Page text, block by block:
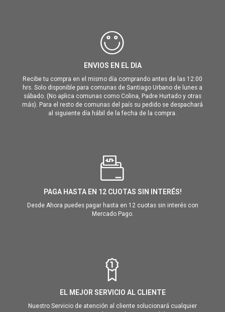
ENVIOS EN EL DIA
Recibe tu compra en el mismo día comprando antes de las 12:00
hrs. Solo disponible para comunas de Santiago Urbano de lunes a
sábado. (No aplica comunas como Colina, Padre Hurtado y otras
más). Para el resto de comunas del país su pedido se despachará
al siguiente día hábil de la fecha de la compra.
PAGA HASTA EN 12 CUOTAS SIN INTERÉS!
Desde Ahora puedes pagar hasta en 12 cuotas sin interés con
Mercado Pago.
EL MEJOR SERVICIO AL CLIENTE
Nuestro Servicio de atención al cliente solucionará cualquier